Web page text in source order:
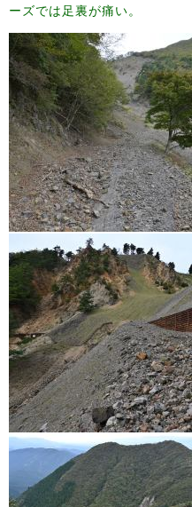
ーズでは足裏が痛い。